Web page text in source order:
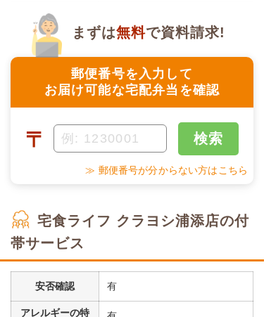
郵便番号を入力して
お届け可能な宅配弁当を確認
まずは無料で資料請求!
〒 検索
≫ 郵便番号が分からない方はこちら
宅食ライフ クラヨシ浦添店の付
帯サービス
安否確認 有
アレルギーの特